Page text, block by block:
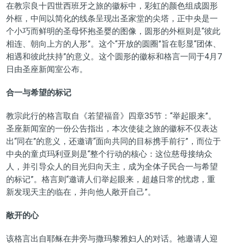
在教宗良十四世西班牙之旅的徽标中，彩虹的颜色组成圆形
外框，中间以简化的线条呈现出圣家堂的尖塔，正中央是一
个小巧而鲜明的圣母怀抱圣婴的图像，圆形的外框则是“彼此
相连、朝向上方的人形”。这个“开放的圆圈”旨在彰显“团体、
相遇和彼此扶持”的意义。这个圆形的徽标和格言一同于4月7
日由圣座新闻室公布。
合一与希望的标记
教宗此行的格言取自《若望福音》四章35节：“举起眼来”。
圣座新闻室的一份公告指出，本次使徒之旅的徽标不仅表达
出“同在”的意义，还邀请“面向共同的目标携手前行”，而位于
中央的童贞玛利亚则是“整个行动的核心：这位慈母接纳众
人，并引导众人的目光归向天主，成为全体子民合一与希望
的标记”。格言则“邀请人们举起眼来，超越日常的忧虑，重
新发现天主的临在，并向他人敞开自己”。
敞开的心
该格言出自耶稣在井旁与撒玛黎雅妇人的对话。祂邀请人迎